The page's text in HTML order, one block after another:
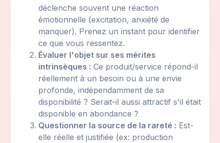
déclenche souvent une réaction
émotionnelle (excitation, anxiété de
manquer). Prenez un instant pour identifier
ce que vous ressentez.
Évaluer l'objet sur ses mérites
intrinsèques : Ce produit/service répond-il
réellement à un besoin ou à une envie
profonde, indépendamment de sa
disponibilité ? Serait-il aussi attractif s'il était
disponible en abondance ?
Questionner la source de la rareté : Est-
elle réelle et justifiée (ex: production